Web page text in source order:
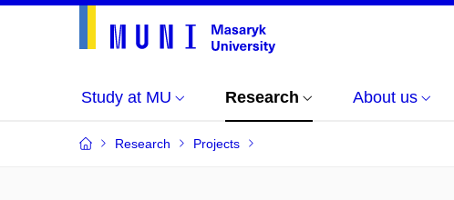
Study at MU Research About us
Research Projects